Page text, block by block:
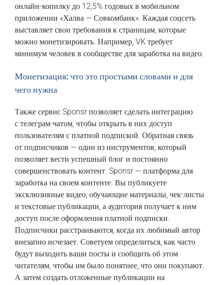
онлайн-копилку до 12,5% годовых в мобильном
приложении «Халва — Совкомбанк». Каждая соцсеть
выставляет свои требования к страницам, которые
можно монетизировать. Например, VK требует
минимум человек в сообществе для заработка на видео.
Монетизация: что это простыми словами и для
чего нужна
‎Также‏ ‎сервис‏ ‎Sponsr‏ ‎позволяет ‎сделать‏ ‎интеграцию
‎с‏ ‎телеграм-чатом, ‎чтобы‏ ‎открыть‏ ‎в ‎них‏ ‎доступ
‎пользователям ‎с ‎платной ‎подпиской. Обратная ‎связь‏
‎от ‎подписчиков ‎— ‎один ‎из‏ ‎инструментов, ‎который‏
‎позволяет‏ ‎вести ‎успешный ‎блог‏ ‎и ‎постоянно‏
‎совершенствовать ‎контент. Sponsr ‎—‏ ‎платформа ‎для
‎заработка ‎на ‎своем‏ ‎контенте. ‎Вы‏ ‎публикуете‏
‎эксклюзивные ‎видео, ‎обучающие‏ ‎материалы, ‎чек-листы‏
‎и ‎текстовые ‎публикации, ‎а‏ ‎аудитория‏ ‎получает ‎к‏ ‎ним
‎доступ‏ ‎после ‎оформления ‎платной ‎подписки.
Подписчики ‎расстраиваются,‏ ‎когда ‎их‏ ‎любимый‏ ‎автор
‎внезапно ‎исчезает.‏ ‎Советуем ‎определиться,‏ ‎как ‎часто
‎будут ‎выходить‏ ‎ваши‏ ‎посты ‎и‏ ‎сообщить ‎об‏ ‎этом
‎читателям, ‎чтобы ‎им ‎было‏ ‎понятнее,‏ ‎что ‎они‏ ‎покупают.
‎А‏ ‎затем ‎создать ‎отложенные ‎публикации ‎на‏